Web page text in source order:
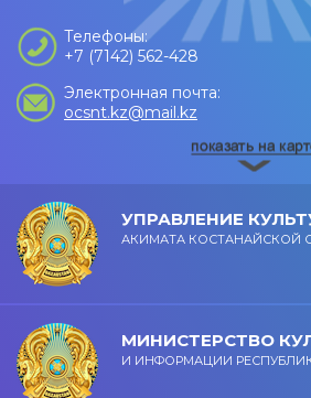
Телефоны:
+7 (7142) 562-428
Электронная почта:
ocsnt.kz@mail.kz
УПРАВЛЕНИЕ
АКИМАТА КОСТАНАЙСКОЙ
МИНИСТЕРСТВО
И ИНФОРМАЦИИ